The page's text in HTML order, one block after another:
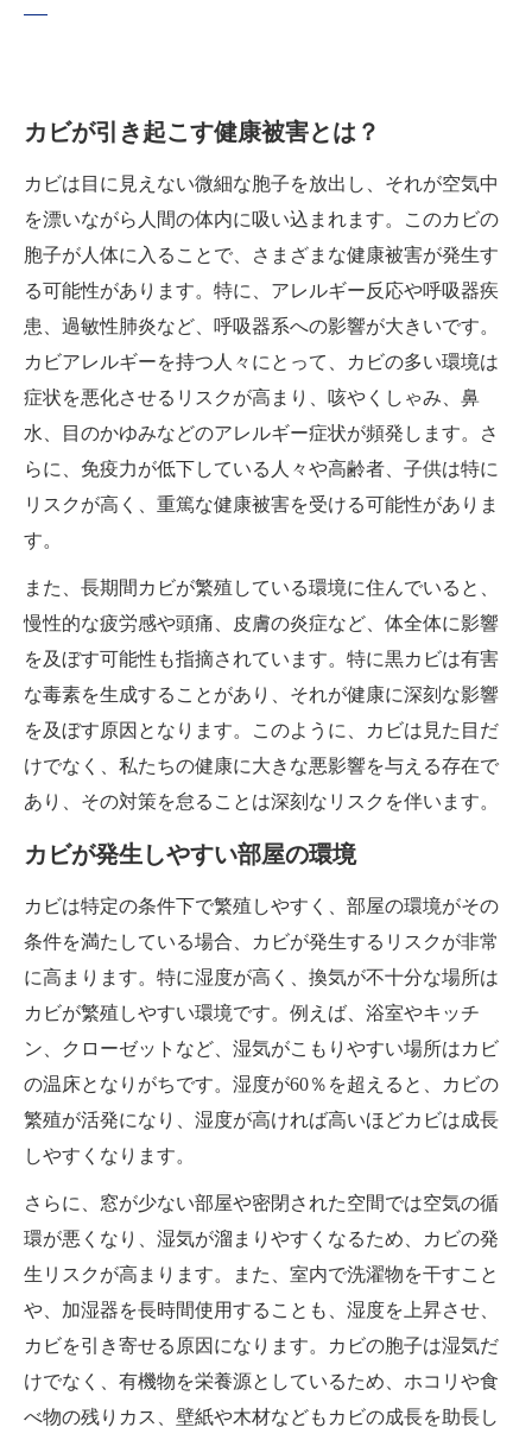
カビが引き起こす健康被害とは？
カビは目に見えない微細な胞子を放出し、それが空気中
を漂いながら人間の体内に吸い込まれます。このカビの
胞子が人体に入ることで、さまざまな健康被害が発生す
る可能性があります。特に、アレルギー反応や呼吸器疾
患、過敏性肺炎など、呼吸器系への影響が大きいです。
カビアレルギーを持つ人々にとって、カビの多い環境は
症状を悪化させるリスクが高まり、咳やくしゃみ、鼻
水、目のかゆみなどのアレルギー症状が頻発します。さ
らに、免疫力が低下している人々や高齢者、子供は特に
リスクが高く、重篤な健康被害を受ける可能性がありま
す。
また、長期間カビが繁殖している環境に住んでいると、
慢性的な疲労感や頭痛、皮膚の炎症など、体全体に影響
を及ぼす可能性も指摘されています。特に黒カビは有害
な毒素を生成することがあり、それが健康に深刻な影響
を及ぼす原因となります。このように、カビは見た目だ
けでなく、私たちの健康に大きな悪影響を与える存在で
あり、その対策を怠ることは深刻なリスクを伴います。
カビが発生しやすい部屋の環境
カビは特定の条件下で繁殖しやすく、部屋の環境がその
条件を満たしている場合、カビが発生するリスクが非常
に高まります。特に湿度が高く、換気が不十分な場所は
カビが繁殖しやすい環境です。例えば、浴室やキッチ
ン、クローゼットなど、湿気がこもりやすい場所はカビ
の温床となりがちです。湿度が60％を超えると、カビの
繁殖が活発になり、湿度が高ければ高いほどカビは成長
しやすくなります。
さらに、窓が少ない部屋や密閉された空間では空気の循
環が悪くなり、湿気が溜まりやすくなるため、カビの発
生リスクが高まります。また、室内で洗濯物を干すこと
や、加湿器を長時間使用することも、湿度を上昇させ、
カビを引き寄せる原因になります。カビの胞子は湿気だ
けでなく、有機物を栄養源としているため、ホコリや食
べ物の残りカス、壁紙や木材などもカビの成長を助長し